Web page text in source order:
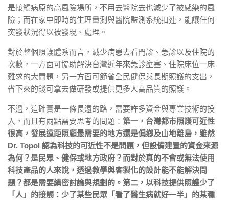
是接觸病原的高風險場所，不用去醫院去也減少了被感染的風
險；而在家中即時的生理量測與醫院監測系統扣連，能讓任何
突發狀況得以被發現、處理。
對於整個照護體系而言，減少病患去看門診、急診以及住院的
次數，一方面可協助解決台灣近年來急診壅塞、住院床位一床
難求的大問題，另一方面可節省全民健保與長期照護的支出，
省下來的錢可拿去做研發或提供更多人高品質的照護。
不過，這確實是一條長遠的路，需要許多資金與專業技術的投
入，而且有兩點需要思考的問題： 第一，台灣都市照護可近性
很高，發展遠距照顧最需要的地方還是偏鄉及山地離島，雖然
Dr. Topol 認為科技的可近性不是問題，但設備建置的資金來源
為何？是民眾、健保或地方政府？而對於真的不會或無法使用
科技產品的人來說，透過教學與客製化的設計能不能解決問
題？都是需要縝密討論與規劃的。第二，以科技提供照護少了
「人」的接觸：少了某些民眾「看了醫生病就好一半」的某種